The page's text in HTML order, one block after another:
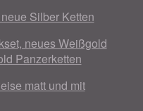
Silber Ketten
neues Weißgold
Panzerketten
matt und mit